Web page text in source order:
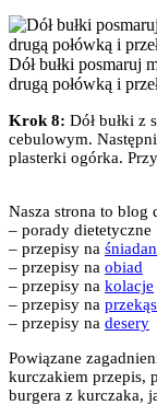
Dół bułki posmaruj
drugą połówką i
Krok 8: Dół bułki z
cebulowym.
plasterki ogórka.
Nasza strona to
– porady dietetyczne
– przepisy na
– przepisy na obiad
– przepisy na kolacje
– przepisy na
– przepisy na desery
Powiązane
kurczakiem przepis,
burgera z kurczaka,